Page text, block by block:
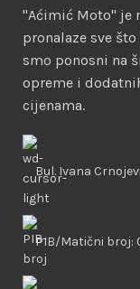
"Aćimić Moto"
pronalaze sve
smo ponosni na
opreme i
cijenama.
Bul. Ivana
PIB/Matični broj: